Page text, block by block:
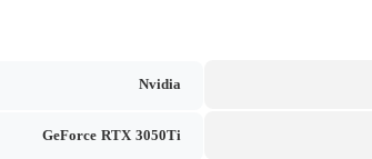
Nvidia
GeForce RTX 3050Ti